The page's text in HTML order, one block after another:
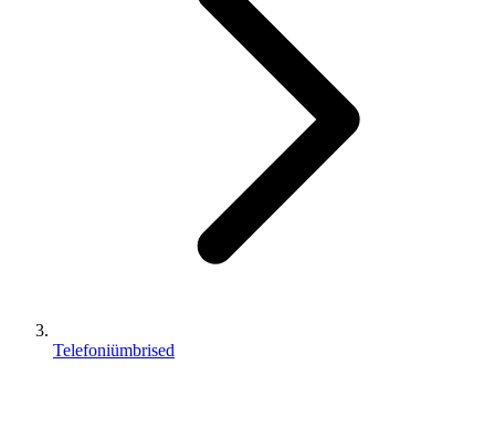
Telefoniümbrised